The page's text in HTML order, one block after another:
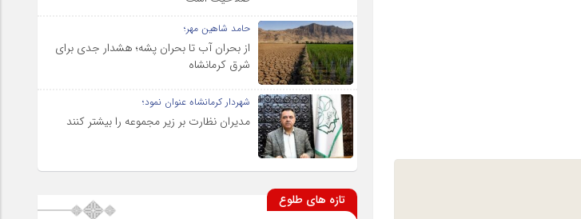
حامد شاهین مهر؛
از بحران آب تا بحران پشه؛ هشدار جدی برای
شرق کرمانشاه
شهردار کرمانشاه عنوان نمود؛
مدیران نظارت بر زیر مجموعه را بیشتر کنند
تازه های طلوع